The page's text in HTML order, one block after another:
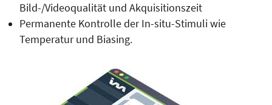
Bild-/Videoqualität und Akquisitionszeit
Permanente Kontrolle der In-situ-Stimuli wie
Temperatur und Bia­sing.